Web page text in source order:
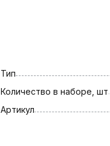
Тип
Количество в наборе, шт
Артикул